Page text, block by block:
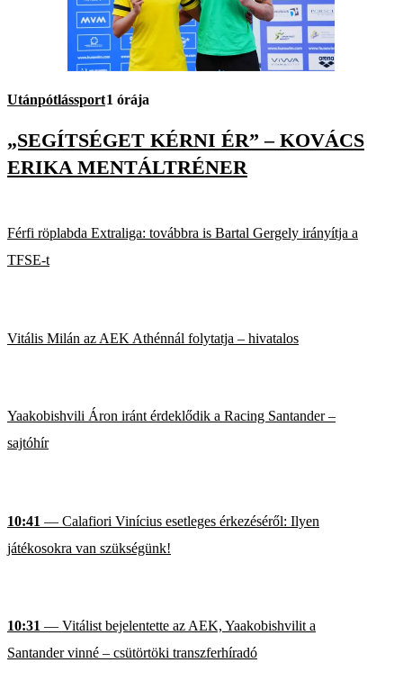
Utánpótlássport1 órája
„SEGÍTSÉGET KÉRNI ÉR” – KOVÁCS
ERIKA MENTÁLTRÉNER
Férfi röplabda Extraliga: továbbra is Bartal Gergely irányítja a
TFSE-t
Vitális Milán az AEK Athénnál folytatja – hivatalos
Yaakobishvili Áron iránt érdeklődik a Racing Santander –
sajtóhír
10:41 — Calafiori Vinícius esetleges érkezéséről: Ilyen
játékosokra van szükségünk!
10:31 — Vitálist bejelentette az AEK, Yaakobishvilit a
Santander vinné – csütörtöki transzferhíradó